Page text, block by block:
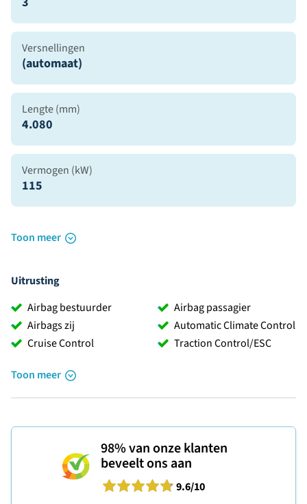
Versnellingen
(automaat)
Lengte (mm)
4.080
Vermogen (kW)
115
Toon meer
Uitrusting
Airbag bestuurder
Airbag passagier
Airbags zij
Automatic Climate Control
Cruise Control
Traction Control/ESC
Toon meer
98%van onze klanten
beveelt ons aan
9.6/10